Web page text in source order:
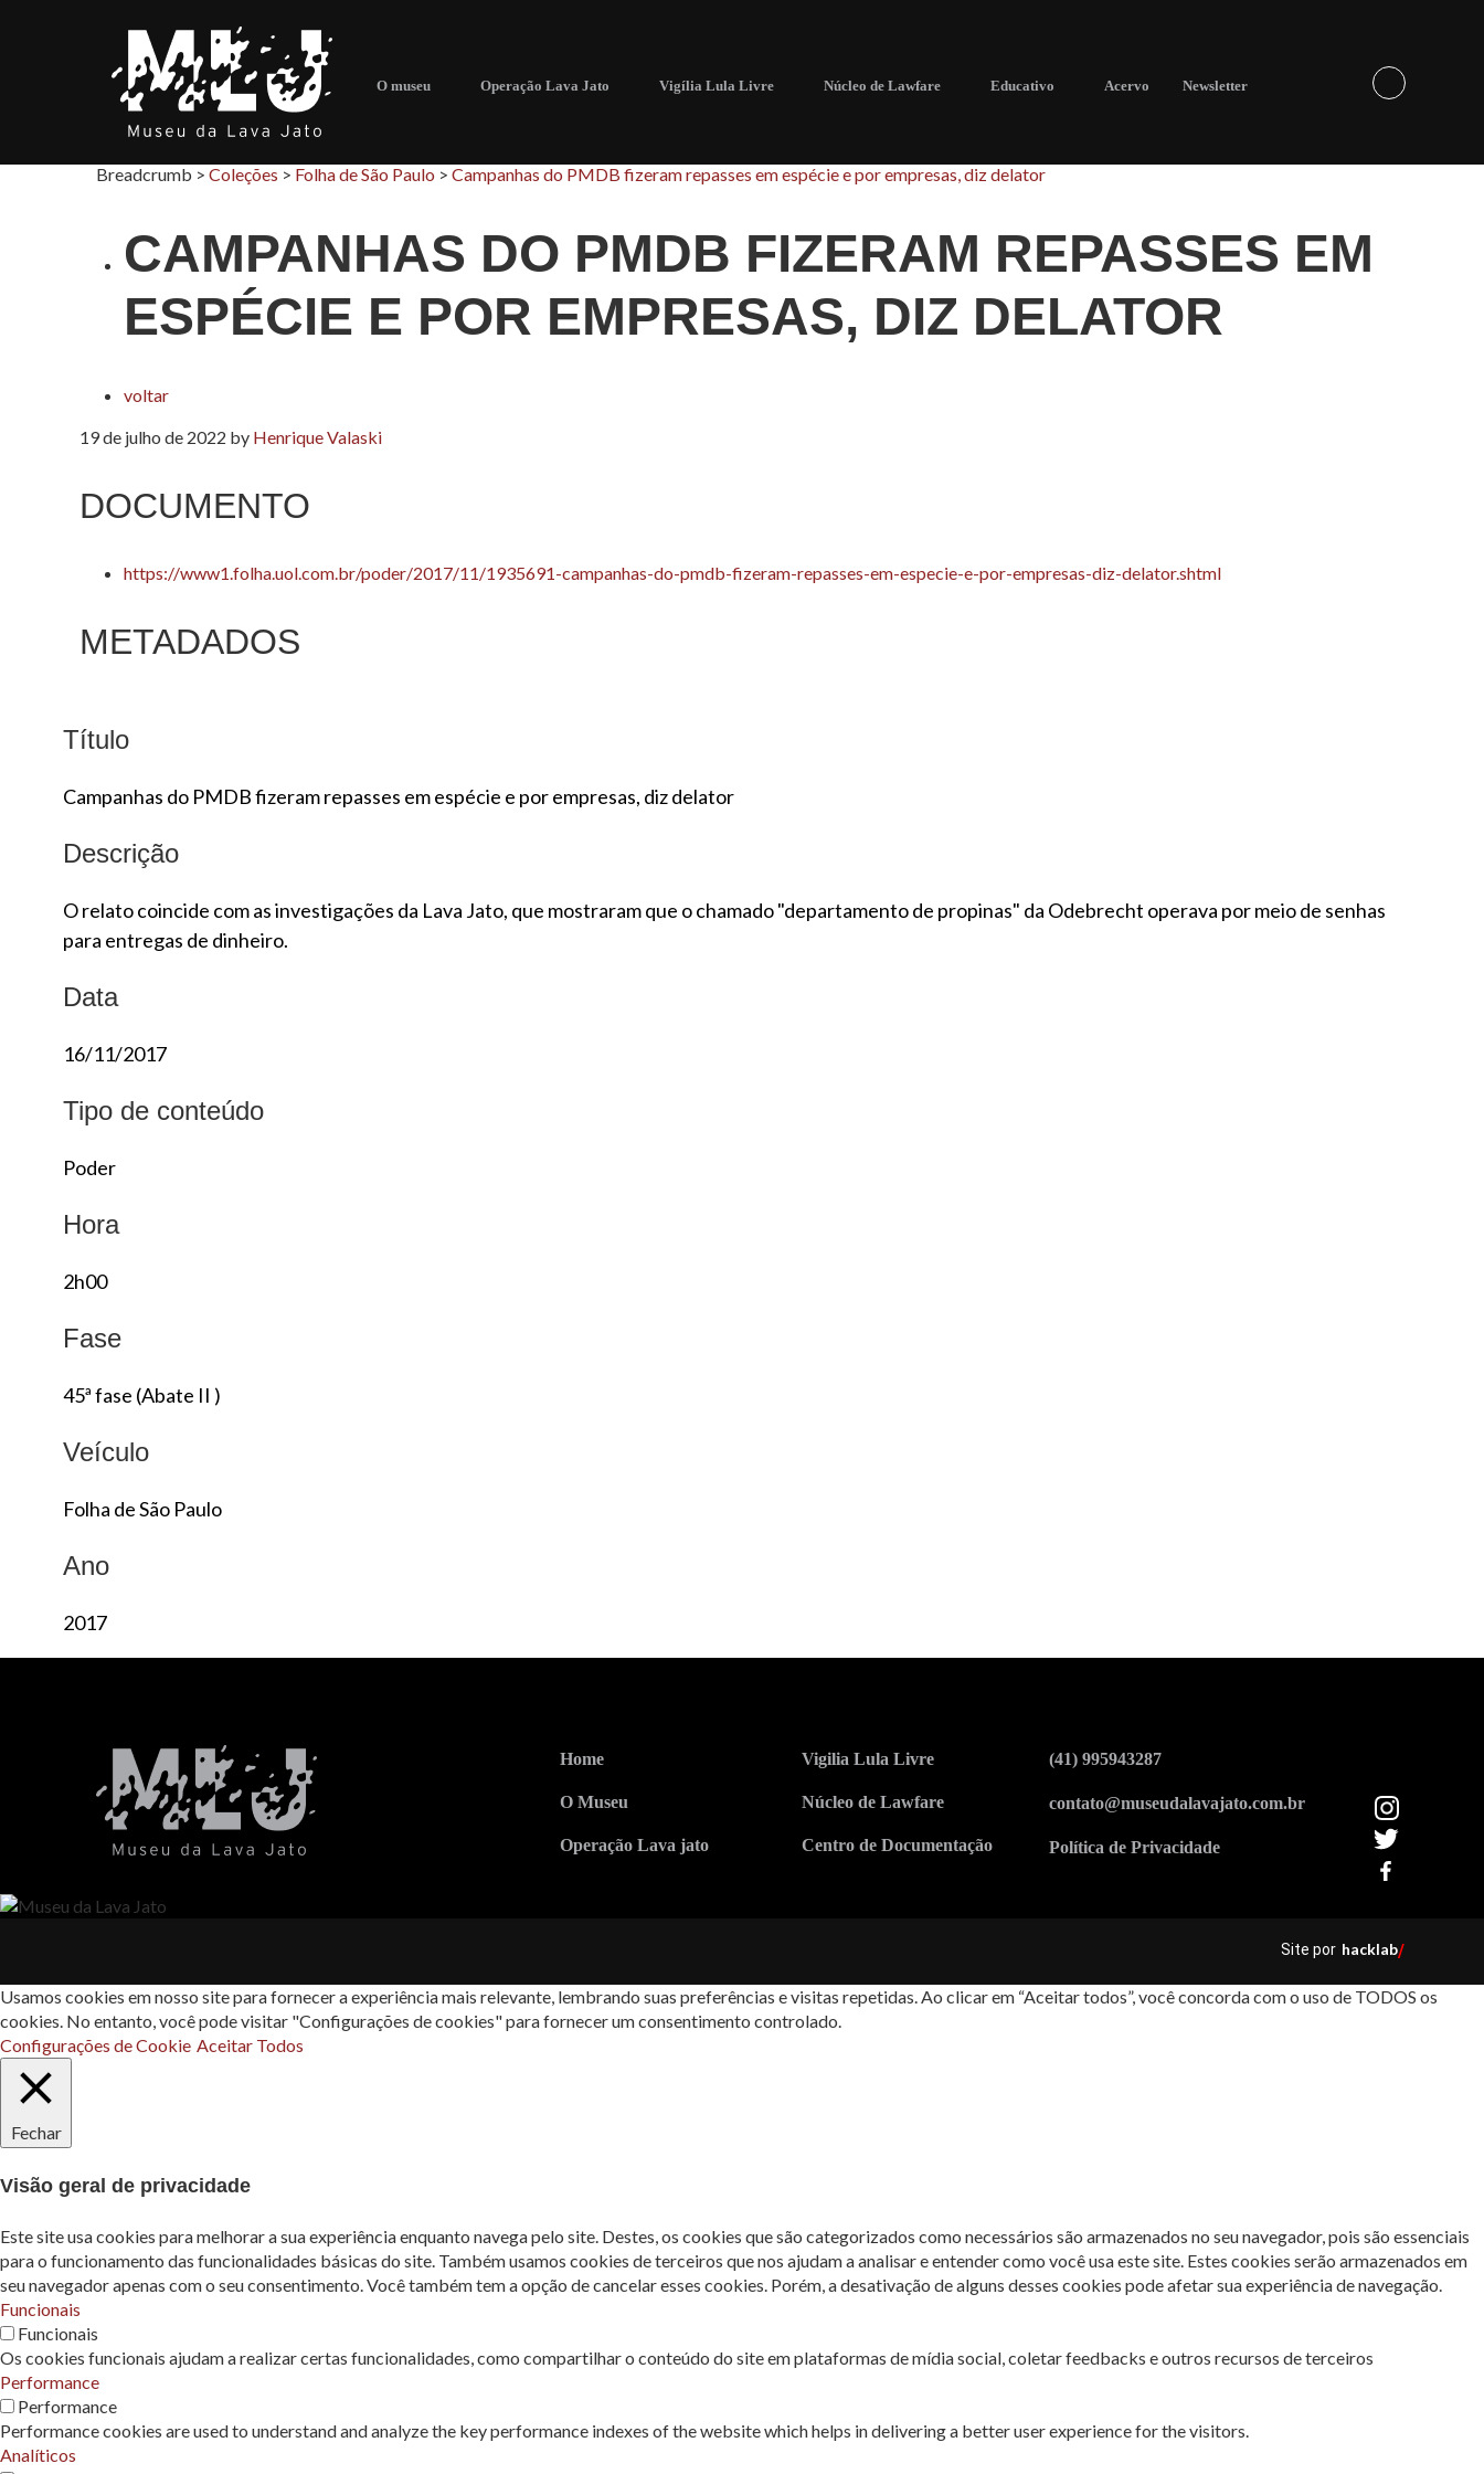
O museu Operação Lava Jato Vigília Lula Livre Núcleo de Lawfare Educativo Acervo Newsletter
Breadcrumb > Coleções > Folha de São Paulo > Campanhas do PMDB fizeram repasses em espécie e por empresas, diz delator
CAMPANHAS DO PMDB FIZERAM REPASSES EM
ESPÉCIE E POR EMPRESAS, DIZ DELATOR
voltar
19 de julho de 2022 by Henrique Valaski
DOCUMENTO
https://www1.folha.uol.com.br/poder/2017/11/1935691-campanhas-do-pmdb-fizeram-repasses-em-especie-e-por-empresas-diz-delator.shtml
METADADOS
Título
Campanhas do PMDB fizeram repasses em espécie e por empresas, diz delator
Descrição
O relato coincide com as investigações da Lava Jato, que mostraram que o chamado "departamento de propinas" da Odebrecht operava por meio de senhas
para entregas de dinheiro.
Data
16/11/2017
Tipo de conteúdo
Poder
Hora
2h00
Fase
45ª fase (Abate II )
Veículo
Folha de São Paulo
Ano
2017
Home
O Museu
Operação Lava jato
Vigilia Lula Livre
Núcleo de Lawfare
Centro de Documentação
(41) 995943287
contato@museudalavajato.com.br
Política de Privacidade
Site por hacklab/
Usamos cookies em nosso site para fornecer a experiência mais relevante, lembrando suas preferências e visitas repetidas. Ao clicar em “Aceitar todos”, você concorda com o uso de TODOS os
cookies. No entanto, você pode visitar "Configurações de cookies" para fornecer um consentimento controlado.
Configurações de Cookie Aceitar Todos
Fechar
Visão geral de privacidade
Este site usa cookies para melhorar a sua experiência enquanto navega pelo site. Destes, os cookies que são categorizados como necessários são armazenados no seu navegador, pois são essenciais
para o funcionamento das funcionalidades básicas do site. Também usamos cookies de terceiros que nos ajudam a analisar e entender como você usa este site. Estes cookies serão armazenados em
seu navegador apenas com o seu consentimento. Você também tem a opção de cancelar esses cookies. Porém, a desativação de alguns desses cookies pode afetar sua experiência de navegação.
Funcionais
Funcionais
Os cookies funcionais ajudam a realizar certas funcionalidades, como compartilhar o conteúdo do site em plataformas de mídia social, coletar feedbacks e outros recursos de terceiros
Performance
Performance
Performance cookies are used to understand and analyze the key performance indexes of the website which helps in delivering a better user experience for the visitors.
Analíticos